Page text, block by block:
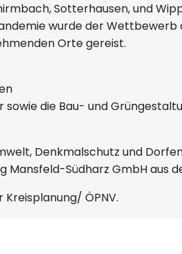
Sotterhausen, und
wurde der Wettbewerb
Orte gereist.
die Bau- und
Denkmalschutz und
Südharz GmbH aus
ÖPNV.